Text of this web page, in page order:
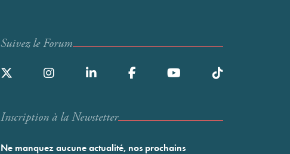
Suivez le Forum
Inscription à la Newstetter
Ne manquez aucune actualité, nos prochains